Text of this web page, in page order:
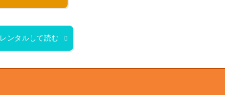
レンタルして読む